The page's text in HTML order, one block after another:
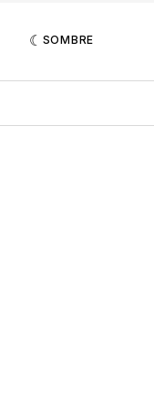
SOMBRE